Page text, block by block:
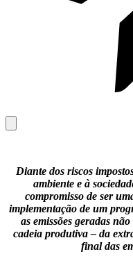
Diante dos riscos
ambiente e à
compromisso de ser
implementação de um
as emissões geradas
cadeia produtiva – da
final das